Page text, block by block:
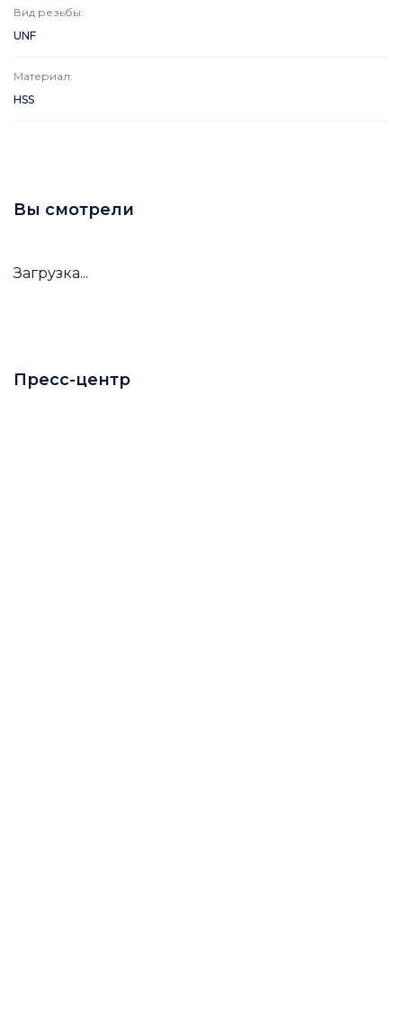
Вид резьбы:
UNF
Материал:
HSS
Вы смотрели
Загрузка...
Пресс-центр